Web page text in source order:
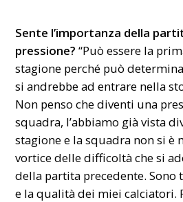
Sente l’importanza della
pressione? “Può essere la
stagione perché può
si andrebbe ad entrare nella
Non penso che diventi una
squadra, l’abbiamo già vista
stagione e la squadra non si è
vortice delle difficoltà che si
della partita precedente.
e la qualità dei miei calciatori.